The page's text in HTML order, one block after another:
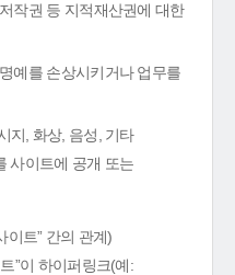
작권 등 지적재산권에 대한
예를 손상시키거나 업무를
지, 화상, 음성, 기타
사이트에 공개 또는
이트” 간의 관계)
”이 하이퍼링크(예: